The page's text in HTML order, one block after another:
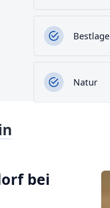
Bestlage
Natur
bei